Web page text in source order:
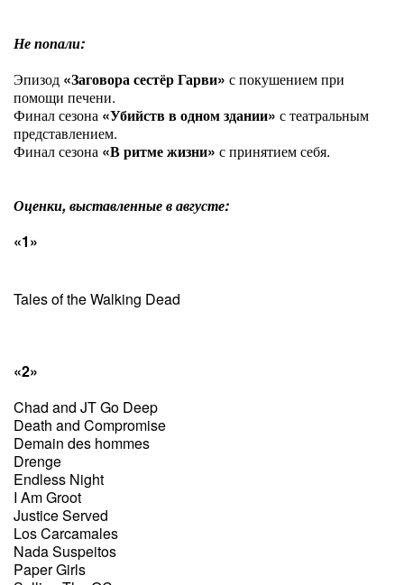
Не попали:
Эпизод «Заговора сестёр Гарви» с покушением при
помощи печени.
Финал сезона «Убийств в одном здании» с театральным
представлением.
Финал сезона «В ритме жизни» с принятием себя.
Оценки, выставленные в августе:
«1»
Tales of the Walking Dead
«2»
Chad and JT Go Deep
Death and Compromise
Demain des hommes
Drenge
Endless Night
I Am Groot
Justice Served
Los Carcamales
Nada Suspeitos
Paper Girls